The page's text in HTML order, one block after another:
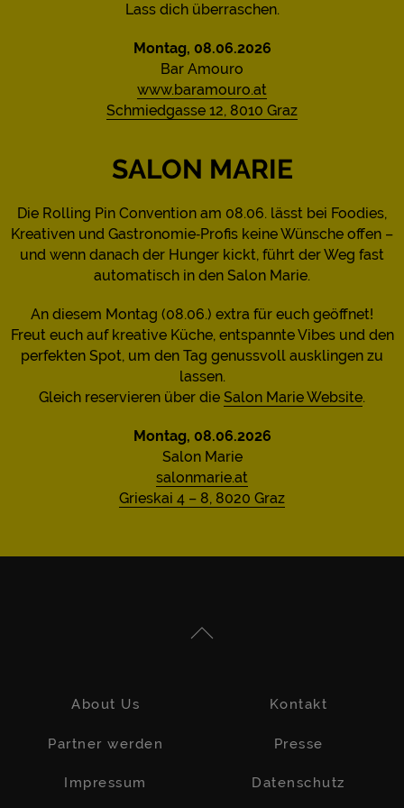
Lass dich überraschen.
Montag, 08.06.2026
Bar Amouro
www.baramouro.at
Schmiedgasse 12, 8010 Graz
SALON MARIE
Die Rolling Pin Convention am 08.06. lässt bei Foodies,
Kreativen und Gastronomie‑Profis keine Wünsche offen –
und wenn danach der Hunger kickt, führt der Weg fast
automatisch in den Salon Marie.
An diesem Montag (08.06.) extra für euch geöffnet!
Freut euch auf kreative Küche, entspannte Vibes und den
perfekten Spot, um den Tag genussvoll ausklingen zu
lassen.
Gleich reservieren über die Salon Marie Website.
Montag, 08.06.2026
Salon Marie
salonmarie.at
Grieskai 4 – 8, 8020 Graz
About Us Kontakt
Partner werden Presse
Impressum Datenschutz